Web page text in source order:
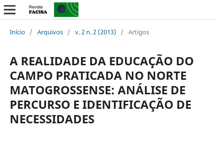
Início / Arquivos / v. 2 n. 2 (2013) / Artigos
A REALIDADE DA EDUCAÇÃO DO
CAMPO PRATICADA NO NORTE
MATOGROSSENSE: ANÁLISE DE
PERCURSO E IDENTIFICAÇÃO DE
NECESSIDADES